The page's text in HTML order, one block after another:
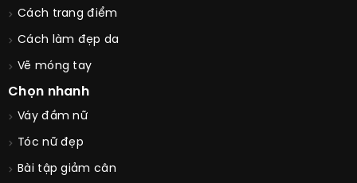
Cách trang điểm
Cách làm đẹp da
Vẽ móng tay
Chọn nhanh
Váy đầm nữ
Tóc nữ đẹp
Bài tập giảm cân